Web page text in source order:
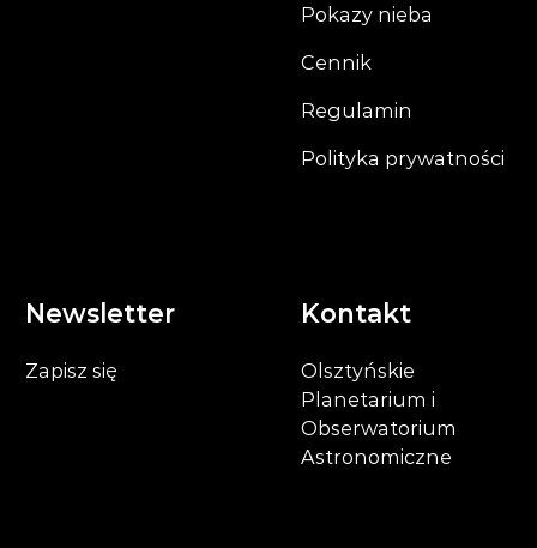
Pokazy nieba
Cennik
Regulamin
Polityka prywatności
Newsletter
Zapisz się
Kontakt
Olsztyńskie
Planetarium i
Obserwatorium
Astronomiczne